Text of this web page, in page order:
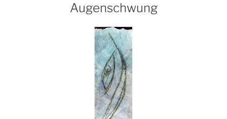
Augenschwung